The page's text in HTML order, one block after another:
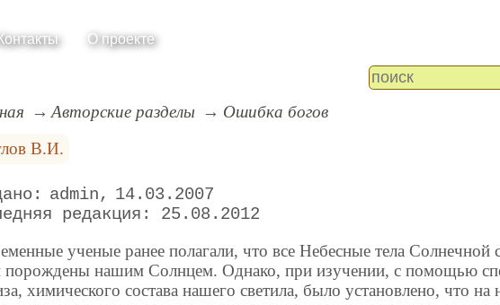
Контакты О проекте
Авторские разделы
Ошибка богов
В.И.
admin
14.03.2007
25.08.2012
ученые ранее полагали, что все Небесные тела Солнечной
порождены нашим Солнцем. Однако, при изучении, с помощью
химического состава нашего светила, было установлено, что на